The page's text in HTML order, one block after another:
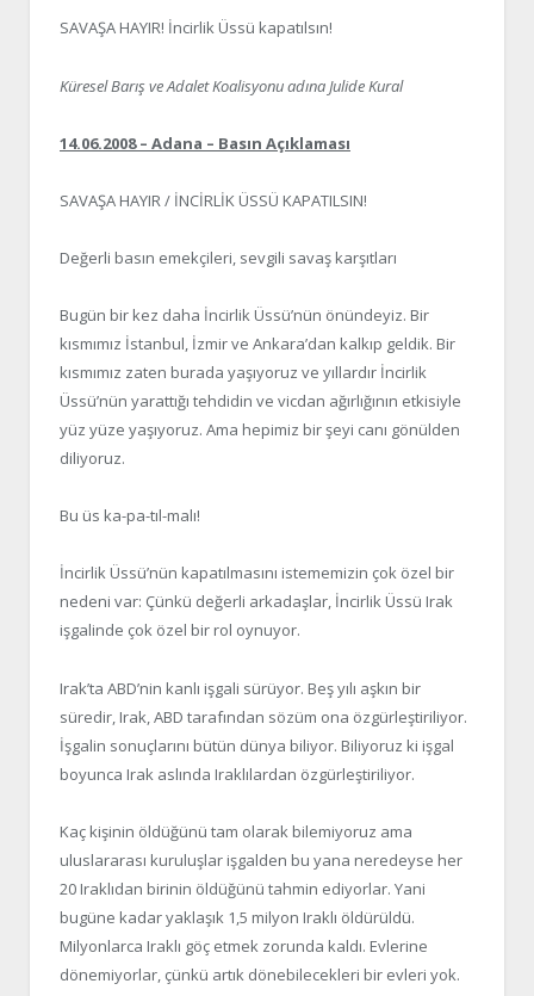
SAVAŞA HAYIR! İncirlik Üssü kapatılsın!
Küresel Barış ve Adalet Koalisyonu adına Julide Kural
14.06.2008 – Adana – Basın Açıklaması
SAVAŞA HAYIR / İNCİRLİK ÜSSÜ KAPATILSIN!
Değerli basın emekçileri, sevgili savaş karşıtları
Bugün bir kez daha İncirlik Üssü’nün önündeyiz. Bir
kısmımız İstanbul, İzmir ve Ankara’dan kalkıp geldik. Bir
kısmımız zaten burada yaşıyoruz ve yıllardır İncirlik
Üssü’nün yarattığı tehdidin ve vicdan ağırlığının etkisiyle
yüz yüze yaşıyoruz. Ama hepimiz bir şeyi canı gönülden
diliyoruz.
Bu üs ka-pa-tıl-malı!
İncirlik Üssü’nün kapatılmasını istememizin çok özel bir
nedeni var: Çünkü değerli arkadaşlar, İncirlik Üssü Irak
işgalinde çok özel bir rol oynuyor.
Irak’ta ABD’nin kanlı işgali sürüyor. Beş yılı aşkın bir
süredir, Irak, ABD tarafından sözüm ona özgürleştiriliyor.
İşgalin sonuçlarını bütün dünya biliyor. Biliyoruz ki işgal
boyunca Irak aslında Iraklılardan özgürleştiriliyor.
Kaç kişinin öldüğünü tam olarak bilemiyoruz ama
uluslararası kuruluşlar işgalden bu yana neredeyse her
20 Iraklıdan birinin öldüğünü tahmin ediyorlar. Yani
bugüne kadar yaklaşık 1,5 milyon Iraklı öldürüldü.
Milyonlarca Iraklı göç etmek zorunda kaldı. Evlerine
dönemiyorlar, çünkü artık dönebilecekleri bir evleri yok.